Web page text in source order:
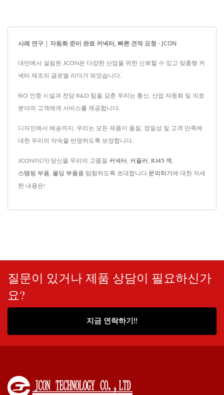
사례 연구 | 자동화 준비 완료 커넥터, 빠른 견적 요청 - JCON
대만에서 설립된 JCON은 다양한 산업을 위한 신뢰할 수 있고 맞춤형 커
넥터 제조의 글로벌 리더가 되었습니다.
ISO 인증 시설과 전담 R&D 팀을 갖춘 우리는 통신, 산업 자동화 및 의료
분야의 고객에게 서비스를 제공합니다.
디자인에서 배송까지, 우리는 모든 제품이 품질, 정밀성 및 고객 만족에
대한 우리의 약속을 반영하도록 보장합니다.
JCON이(가) 당신을 우리의 고품질 커넥터 커플러 RJ45 잭
스탬핑 부품 몰딩 부품를 탐험하도록 초대합니다. 문의하기 에 대한 자세
한 내용은!
질문이 있거나 제품 상담이 필요하신가
요?
지금 연락하기!!